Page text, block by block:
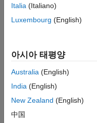
aurc89's
MATLAB
Answers
배지
모두
Italia (Italiano)
Luxembourg (English)
아시아 태평양
Australia (English)
India (English)
New Zealand (English)
中国